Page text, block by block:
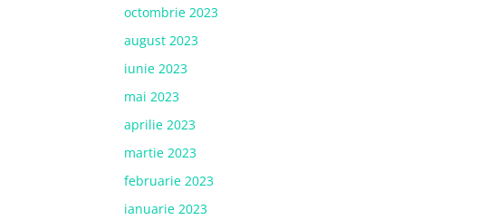
octombrie 2023
august 2023
iunie 2023
mai 2023
aprilie 2023
martie 2023
februarie 2023
ianuarie 2023